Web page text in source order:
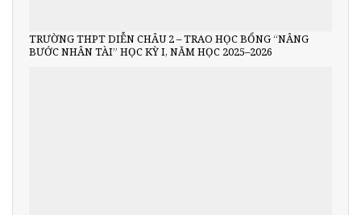
TRƯỜNG THPT DIỄN CHÂU 2 – TRAO HỌC BỔNG “NÂNG
BƯỚC NHÂN TÀI” HỌC KỲ I, NĂM HỌC 2025–2026